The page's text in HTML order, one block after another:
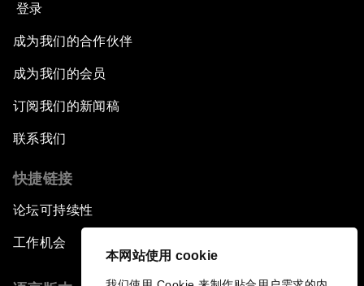
本网站使用 cookie
登录
成为我们的合作伙伴
成为我们的会员
订阅我们的新闻稿
联系我们
快捷链接
论坛可持续性
工作机会